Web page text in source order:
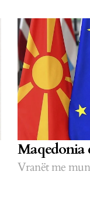
Maqedonia
Vranët me